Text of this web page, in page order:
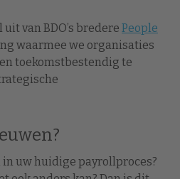
van BDO’s bredere People
waarmee we organisaties
toekomstbestendig te
uw huidige payrollproces?